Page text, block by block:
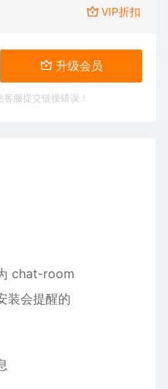
VIP折扣
升级会员
服提交链接错误！
chat-room
装会提醒的